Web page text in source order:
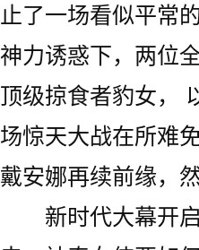
止了一场看似平常
神力诱惑下，两位
顶级掠食者豹女，
场惊天大战在所难
戴安娜再续前缘，
新时代大幕开启